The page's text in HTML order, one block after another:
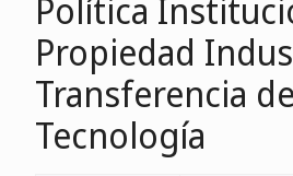
Política
Propiedad
Transferencia de
Tecnología